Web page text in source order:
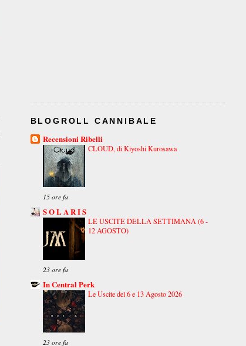
BLOGROLL CANNIBALE
Recensioni Ribelli
CLOUD, di Kiyoshi Kurosawa
15 ore fa
S O L A R I S
LE USCITE DELLA SETTIMANA (6 -
12 AGOSTO)
23 ore fa
In Central Perk
Le Uscite del 6 e 13 Agosto 2026
23 ore fa